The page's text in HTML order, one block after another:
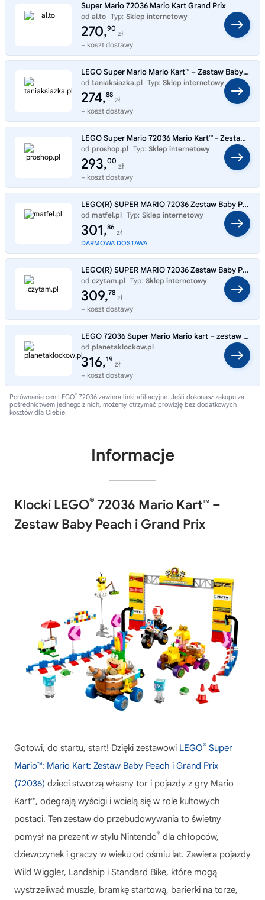
Super Mario 72036 Mario Kart Grand Prix
od al.to Typ: Sklep internetowy
270,90
zł
+ koszt dostawy
LEGO Super Mario Mario Kart™ – Zestaw Baby Peach i Grand Prix 72036
od taniaksiazka.pl Typ: Sklep internetowy
274,88
zł
+ koszt dostawy
LEGO Super Mario 72036 Mario Kart™ - Zestaw Baby Peach i Grand Prix
od proshop.pl Typ: Sklep internetowy
293,00
zł
+ koszt dostawy
LEGO(R) SUPER MARIO 72036 Zestaw Baby Peach i Grand
od matfel.pl Typ: Sklep internetowy
301,86
zł
DARMOWA DOSTAWA
LEGO(R) SUPER MARIO 72036 Zestaw Baby Peach i Grand
od czytam.pl Typ: Sklep internetowy
309,78
zł
+ koszt dostawy
LEGO 72036 Super Mario Mario kart – zestaw baby Peach i Grand Prix
od planetaklockow.pl
Typ: Sklep internetowy
316,19
zł
+ koszt dostawy
Porównanie cen LEGO® 72036 zawiera linki afiliacyjne. Jeśli dokonasz zakupu za
pośrednictwem jednego z nich, możemy otrzymać prowizję bez dodatkowych
kosztów dla Ciebie.
Informacje
Klocki LEGO® 72036 Mario Kart™ –
Zestaw Baby Peach i Grand Prix
Gotowi, do startu, start! Dzięki zestawowi LEGO® Super
Mario™: Mario Kart: Zestaw Baby Peach i Grand Prix
(72036) dzieci stworzą własny tor i pojazdy z gry Mario
Kart™, odegrają wyścigi i wcielą się w role kultowych
postaci. Ten zestaw do przebudowywania to świetny
pomysł na prezent w stylu Nintendo® dla chłopców,
dziewczynek i graczy w wieku od ośmiu lat. Zawiera pojazdy
Wild Wiggler, Landship i Standard Bike, które mogą
wystrzeliwać muszle, bramkę startową, barierki na torze,